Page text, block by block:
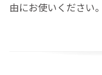
由にお使いください。